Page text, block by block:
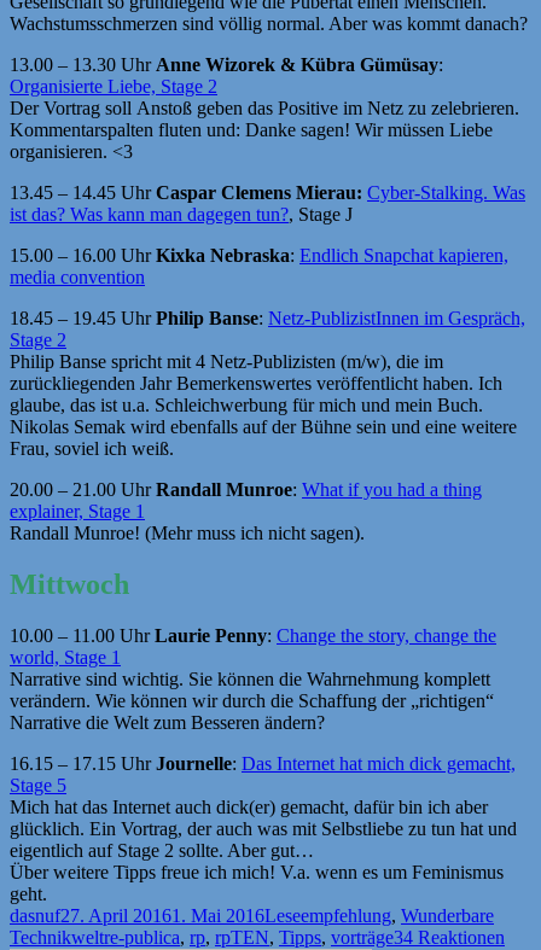
Wachstumsschmerzen sind völlig normal. Aber was kommt danach?
13.00 – 13.30 UhrAnne Wizorek & Kübra Gümüsay:
Organisierte Liebe, Stage 2
Der Vortrag soll Anstoß geben das Positive im Netz zu zelebrieren.
Kommentarspalten fluten und: Danke sagen! Wir müssen Liebe
organisieren. <3
13.45 – 14.45 UhrCaspar Clemens Mierau: Cyber-Stalking. Was
ist das? Was kann man dagegen tun?, Stage J
15.00 – 16.00 UhrKixka Nebraska: Endlich Snapchat kapieren,
media convention
18.45 – 19.45 UhrPhilip Banse: Netz-PublizistInnen im Gespräch,
Stage 2
Philip Banse spricht mit 4 Netz-Publizisten (m/w), die im
zurückliegenden Jahr Bemerkenswertes veröffentlicht haben. Ich
glaube, das ist u.a. Schleichwerbung für mich und mein Buch.
Nikolas Semak wird ebenfalls auf der Bühne sein und eine weitere
Frau, soviel ich weiß.
20.00 – 21.00 UhrRandall Munroe: What if you had a thing
explainer, Stage 1
Randall Munroe! (Mehr muss ich nicht sagen).
Mittwoch
10.00 – 11.00 UhrLaurie Penny: Change the story, change the
world, Stage 1
Narrative sind wichtig. Sie können die Wahrnehmung komplett
verändern. Wie können wir durch die Schaffung der „richtigen“
Narrative die Welt zum Besseren ändern?
16.15 – 17.15 UhrJournelle: Das Internet hat mich dick gemacht,
Stage 5
Mich hat das Internet auch dick(er) gemacht, dafür bin ich aber
glücklich. Ein Vortrag, der auch was mit Selbstliebe zu tun hat und
eigentlich auf Stage 2 sollte. Aber gut…
Über weitere Tipps freue ich mich! V.a. wenn es um Feminismus
geht.
Autor
dasnufVeröffentlicht
am
27. April 20161. Mai 2016Kategorien
Leseempfehlung, Wunderbare
TechnikweltSchlagwörter
re-publica, rp, rpTEN, Tipps, vorträge34 Reaktionen